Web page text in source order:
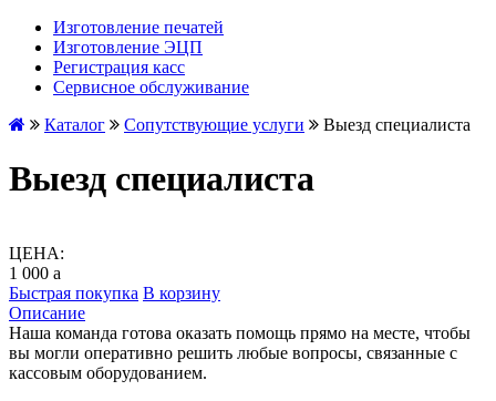
Изготовление печатей
Изготовление ЭЦП
Регистрация касс
Сервисное обслуживание
Каталог
Сопутствующие услуги Выезд специалиста
Выезд специалиста
ЦЕНА:
1 000 a
Быстрая покупка В корзину
Описание
Наша команда готова оказать помощь прямо на месте, чтобы
вы могли оперативно решить любые вопросы, связанные с
кассовым оборудованием.